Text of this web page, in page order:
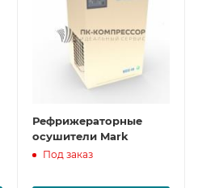
Рефрижераторные
осушители Mark
Под заказ